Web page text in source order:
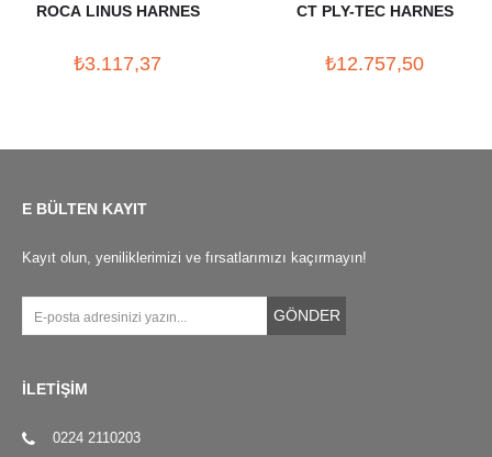
ROCA LINUS HARNES
₺3.117,37
CT PLY-TEC HARNES
₺12.757,50
E BÜLTEN KAYIT
Kayıt olun, yeniliklerimizi ve fırsatlarımızı kaçırmayın!
GÖNDER
İLETİŞİM
0224 2110203